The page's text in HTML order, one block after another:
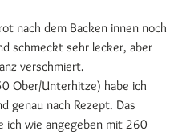
nach dem Backen innen noch
schmeckt sehr lecker, aber
verschmiert.
Ober/Unterhitze) habe ich
genau nach Rezept. Das
ich wie angegeben mit 260